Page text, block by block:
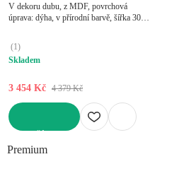
V dekoru dubu, z MDF, povrchová
úprava: dýha, v přírodní barvě, šířka 30
(1)
Skladem
3 454 Kč 4 379 Kč
Premium